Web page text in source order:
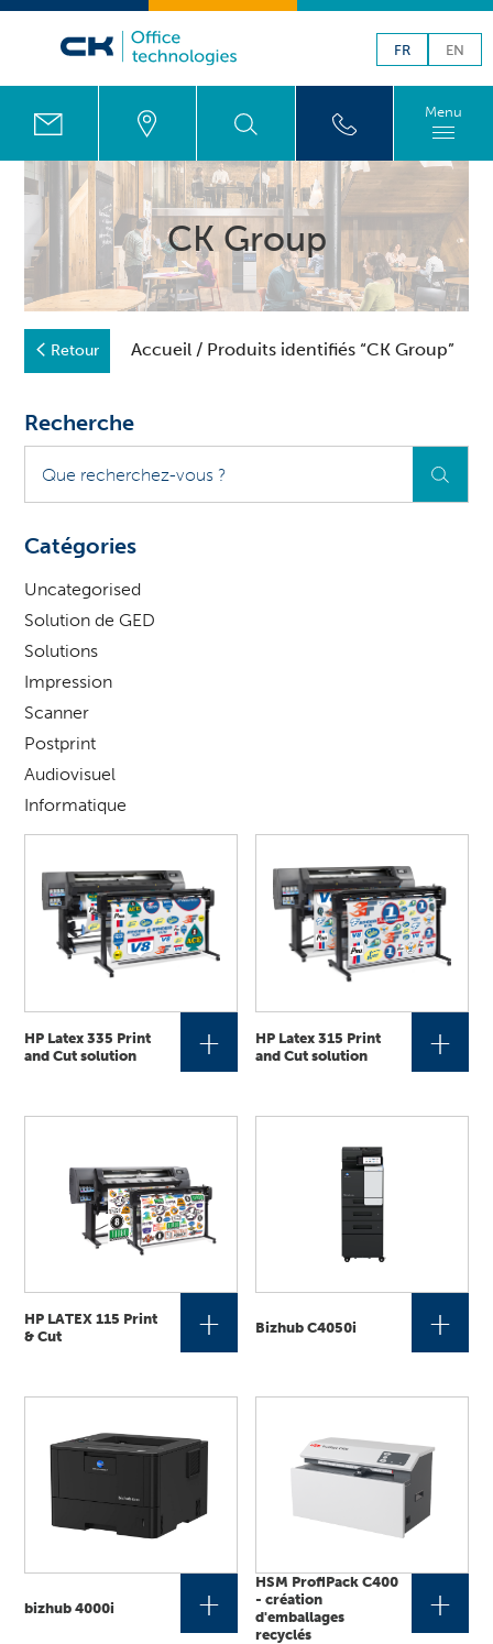
FR EN
Menu
CK Group
Retour Accueil / Produits identifiés “CK Group”
Recherche
recherchez-
vous
Catégories
Uncategorised
Solution de GED
Solutions
Impression
Scanner
Postprint
Audiovisuel
Informatique
HP Latex 335 Print
and Cut solution
+
HP Latex 315 Print
and Cut solution
+
HP LATEX 115 Print
& Cut
+ Bizhub C4050i +
bizhub 4000i +
HSM ProfiPack C400
- création
d'emballages
recyclés
+